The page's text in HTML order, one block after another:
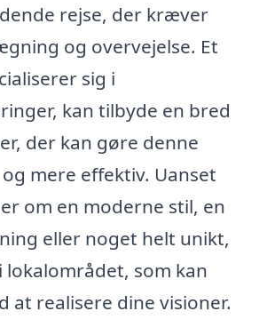
rejse, der kræver
og overvejelse. Et
sig i
kan tilbyde en bred
der kan gøre denne
mere effektiv. Uanset
om en moderne stil, en
eller noget helt unikt,
lokalområdet, som kan
at realisere dine visioner.